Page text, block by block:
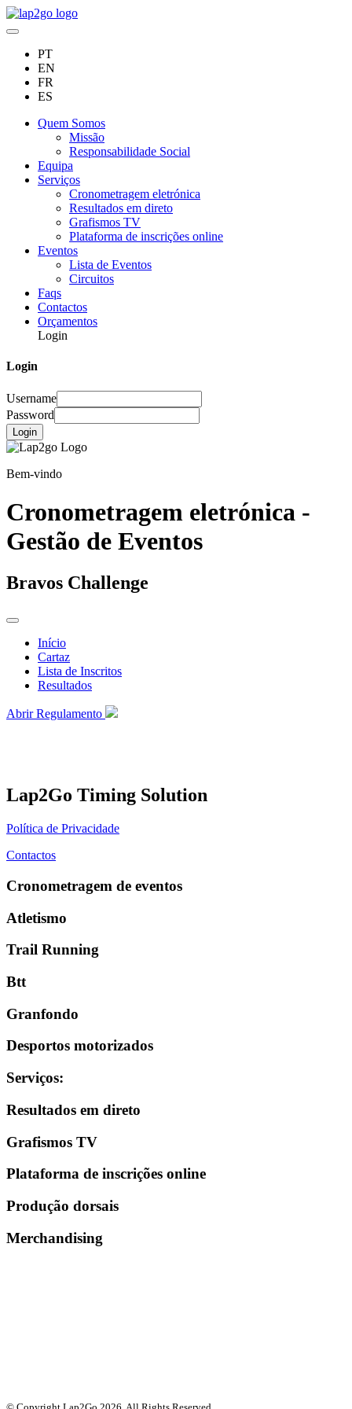
PT
EN
FR
ES
Quem Somos
Missão
Responsabilidade Social
Equipa
Serviços
Cronometragem eletrónica
Resultados em direto
Grafismos TV
Plataforma de inscrições online
Eventos
Lista de Eventos
Circuitos
Faqs
Contactos
Orçamentos
Login
Login
Username
Password
Login
Bem-vindo
Cronometragem eletrónica -
Gestão de Eventos
Bravos Challenge
Início
Cartaz
Lista de Inscritos
Resultados
Abrir Regulamento
Lap2Go Timing Solution
Política de Privacidade
Contactos
Cronometragem de eventos
Atletismo
Trail Running
Btt
Granfondo
Desportos motorizados
Serviços:
Resultados em direto
Grafismos TV
Plataforma de inscrições online
Produção dorsais
Merchandising